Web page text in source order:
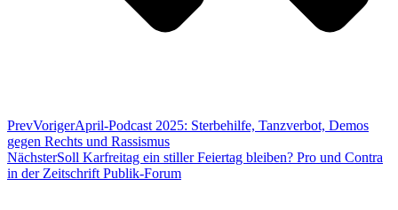
PrevVorigerApril-Podcast 2025: Sterbehilfe, Tanzverbot, Demos
gegen Rechts und Rassismus
NächsterSoll Karfreitag ein stiller Feiertag bleiben? Pro und Contra
in der Zeitschrift Publik-Forum